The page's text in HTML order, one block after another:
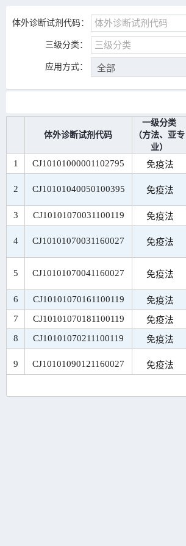
体外诊断试剂代码：
三级分类：
应用方式：
体外诊断试剂代码
一级分类
（方法、亚专
业）
1 CJ10101000001102795 免疫法
2 CJ10101040050100395 免疫法
3 CJ10101070031100119 免疫法
4 CJ10101070031160027 免疫法
5 CJ10101070041160027 免疫法
6 CJ10101070161100119 免疫法
7
CJ10101070181100119 免疫法
8
CJ10101070211100119 免疫法
9 CJ10101090121160027 免疫法
10 CJ10101090400100306 免疫法